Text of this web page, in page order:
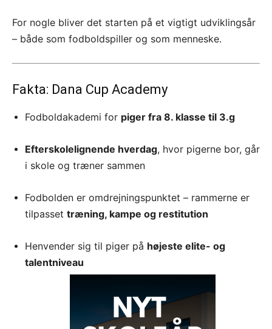
For nogle bliver det starten på et vigtigt udviklingsår
– både som fodboldspiller og som menneske.
Fakta: Dana Cup Academy
Fodboldakademi for piger fra 8. klasse til 3.g
Efterskolelignende hverdag, hvor pigerne bor, går
i skole og træner sammen
Fodbolden er omdrejningspunktet – rammerne er
tilpasset træning, kampe og restitution
Henvender sig til piger på højeste elite- og
talentniveau